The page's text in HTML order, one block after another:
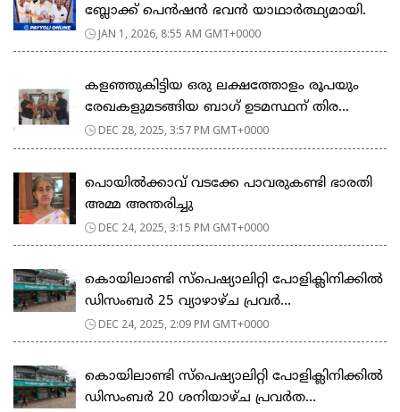
ബ്ലോക്ക് പെൻഷൻ ഭവൻ യാഥാർത്ഥ്യമായി.
JAN 1, 2026, 8:55 AM GMT+0000
കളഞ്ഞുകിട്ടിയ ഒരു ലക്ഷത്തോളം രൂപയും
രേഖകളുമടങ്ങിയ ബാഗ് ഉടമസ്ഥന് തിര...
DEC 28, 2025, 3:57 PM GMT+0000
പൊയിൽക്കാവ് വടക്കേ പാവരുകണ്ടി ഭാരതി
അമ്മ അന്തരിച്ചു
DEC 24, 2025, 3:15 PM GMT+0000
കൊയിലാണ്ടി സ്പെഷ്യാലിറ്റി പോളിക്ലിനിക്കിൽ
ഡിസംബർ 25 വ്യാഴാഴ്ച പ്രവർ...
DEC 24, 2025, 2:09 PM GMT+0000
കൊയിലാണ്ടി സ്പെഷ്യാലിറ്റി പോളിക്ലിനിക്കിൽ
ഡിസംബർ 20 ശനിയാഴ്ച പ്രവർത...